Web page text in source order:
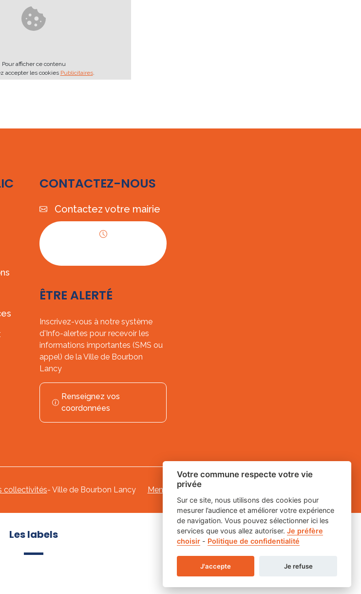
Pour afficher ce contenu
accepter les cookies Publicitaires.
CONTACTEZ-NOUS
Contactez votre mairie
ÊTRE ALERTÉ
Inscrivez-vous à notre système
d'Info-alertes pour recevoir les
informations importantes (SMS ou
appel) de la Ville de Bourbon
Lancy
Renseignez vos
coordonnées
collectivités- Ville de Bourbon Lancy Mentions légales
Les labels
Votre commune respecte votre vie
privée
Sur ce site, nous utilisons des cookies pour
mesurer l’audience et améliorer votre expérience
de navigation. Vous pouvez sélectionner ici les
services que vous allez autoriser. Je préfère
choisir- Politique de confidentialité
J'accepte Je refuse